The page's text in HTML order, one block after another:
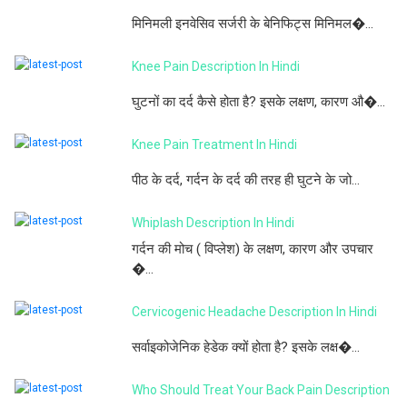
मिनिमली इनवेसिव सर्जरी के बेनिफिट्स मिनिमल�...
Knee Pain Description In Hindi
घुटनों का दर्द कैसे होता है? इसके लक्षण, कारण औ�...
Knee Pain Treatment In Hindi
पीठ के दर्द, गर्दन के दर्द की तरह ही घुटने के जो...
Whiplash Description In Hindi
गर्दन की मोच ( विप्लेश) के लक्षण, कारण और उपचार
�...
Cervicogenic Headache Description In Hindi
सर्वाइकोजेनिक हेडेक क्यों होता है? इसके लक्ष�...
Who Should Treat Your Back Pain Description